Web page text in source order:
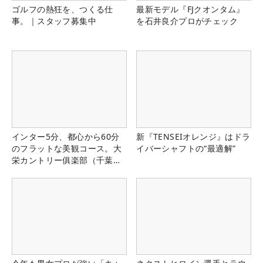
ゴルフの熱狂を、つくる仕
事。｜スタッフ募集中
最新モデル『FJクオンタム』
を石井良介プロがチェック
インター5分、都心から60分
のフラットな美観コース。大
栄カントリー俱楽部（千葉
新『TENSEIオレンジ』はドラ
イバーシャフトの“最適解”